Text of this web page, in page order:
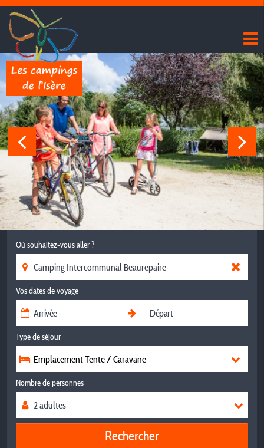
Où souhaitez-vous aller ?
Vos dates de voyage
Type de séjour
Emplacement Tente / Caravane
Nombre de personnes
Rechercher